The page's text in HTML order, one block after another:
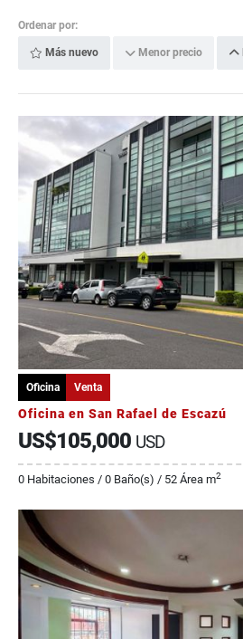
Ordenar por:
Más nuevo Menor precio
Oficina Venta
Oficina en San Rafael de Escazú
US$105,000 USD
0 Habitaciones / 0 Baño(s) / 52 Área m2